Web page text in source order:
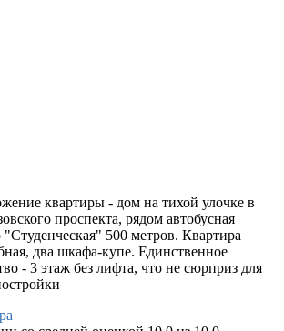
квартиры - дом на тихой улочке в
проспекта, рядом автобусная
"Студенческая" 500 метров. Квартира
два шкафа-купе. Единственное
- 3 этаж без лифта, что не сюрприз для